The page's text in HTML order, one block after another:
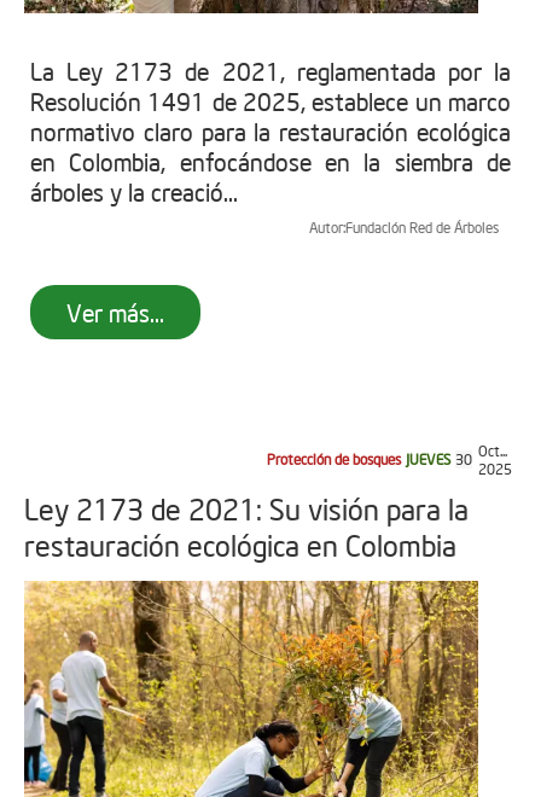
La Ley 2173 de 2021, reglamentada por la
Resolución 1491 de 2025, establece un marco
normativo claro para la restauración ecológica
en Colombia, enfocándose en la siembra de
árboles y la creació...
Autor:Fundación Red de Árboles
Ver más...
Protección de bosques JUEVES 30 Oct...
2025
Ley 2173 de 2021: Su visión para la
restauración ecológica en Colombia